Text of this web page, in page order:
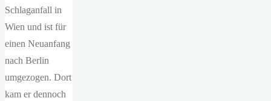
Schlaganfall in
Wien und ist für
einen Neuanfang
nach Berlin
umgezogen. Dort
kam er dennoch